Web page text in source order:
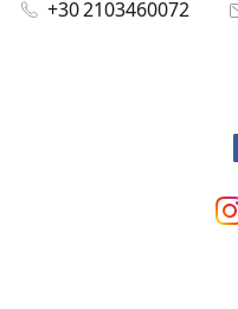
+30 2103460072